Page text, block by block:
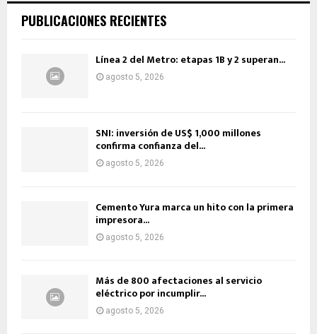
PUBLICACIONES RECIENTES
Línea 2 del Metro: etapas 1B y 2 superan...
agosto 5, 2026
SNI: inversión de US$ 1,000 millones
confirma confianza del...
agosto 5, 2026
Cemento Yura marca un hito con la primera
impresora...
agosto 5, 2026
Más de 800 afectaciones al servicio
eléctrico por incumplir...
agosto 5, 2026